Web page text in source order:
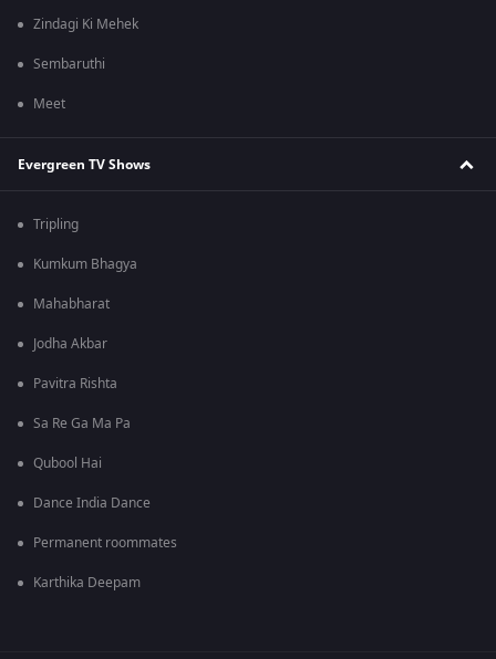
Zindagi Ki Mehek
Sembaruthi
Meet
Evergreen TV Shows
Tripling
Kumkum Bhagya
Mahabharat
Jodha Akbar
Pavitra Rishta
Sa Re Ga Ma Pa
Qubool Hai
Dance India Dance
Permanent roommates
Karthika Deepam